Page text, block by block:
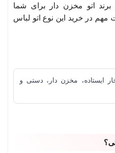
اتو مخزن دار برای شما
در خرید این نوع اتو لباس
ایستاده، مخزن دار، دستی و